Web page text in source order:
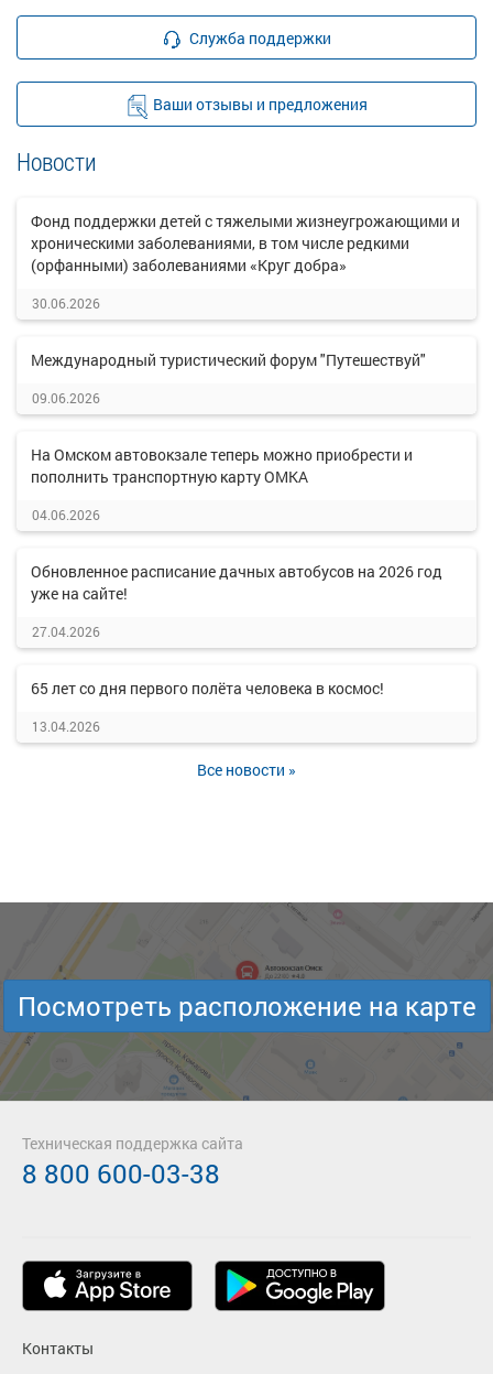
Служба поддержки
Ваши отзывы и предложения
Новости
Фонд поддержки детей с тяжелыми жизнеугрожающими и
хроническими заболеваниями, в том числе редкими
(орфанными) заболеваниями «Круг добра»
30.06.2026
Международный туристический форум "Путешествуй"
09.06.2026
На Омском автовокзале теперь можно приобрести и
пополнить транспортную карту ОМКА
04.06.2026
Обновленное расписание дачных автобусов на 2026 год
уже на сайте!
27.04.2026
65 лет со дня первого полёта человека в космос!
13.04.2026
Все новости »
Посмотреть расположение на карте
Контакты
Техническая поддержка сайта
8 800 600-03-38